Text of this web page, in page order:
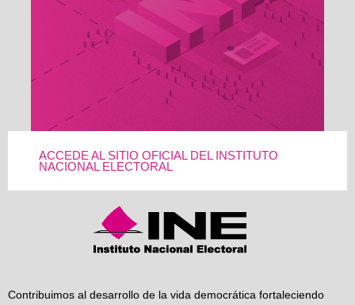
ACCEDE AL SITIO OFICIAL DEL INSTITUTO
NACIONAL ELECTORAL
Contribuimos al desarrollo de la vida democrática fortaleciendo